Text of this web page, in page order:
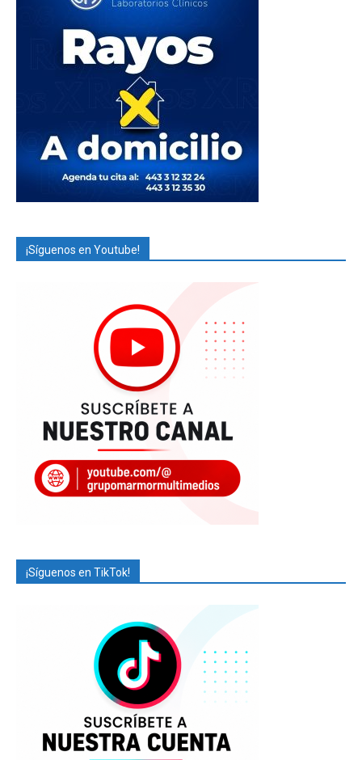
¡Síguenos en Youtube!
¡Síguenos en TikTok!